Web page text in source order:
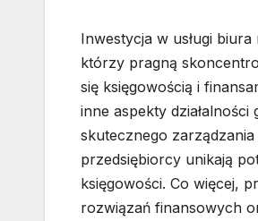
Inwestycja w usługi
którzy pragną
się księgowością i
inne aspekty
skutecznego
przedsiębiorcy unikają
księgowości. Co więcej,
rozwiązań finansowych